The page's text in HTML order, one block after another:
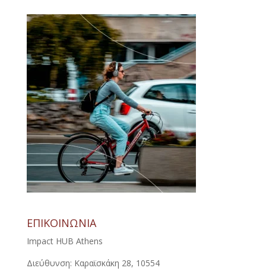
ΕΠΙΚΟΙΝΩΝΙΑ
Impact HUB Athens
Διεύθυνση: Καραϊσκάκη 28, 10554